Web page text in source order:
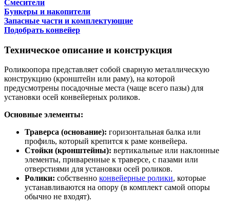
Смесители
Бункеры и накопители
Запасные части и комплектующие
Подобрать конвейер
Техническое описание и конструкция
Роликоопора представляет собой сварную металлическую
конструкцию (кронштейн или раму), на которой
предусмотрены посадочные места (чаще всего пазы) для
установки осей конвейерных роликов.
Основные элементы:
Траверса (основание): горизонтальная балка или
профиль, который крепится к раме конвейера.
Стойки (кронштейны): вертикальные или наклонные
элементы, приваренные к траверсе, с пазами или
отверстиями для установки осей роликов.
Ролики: собственно конвейерные ролики, которые
устанавливаются на опору (в комплект самой опоры
обычно не входят).